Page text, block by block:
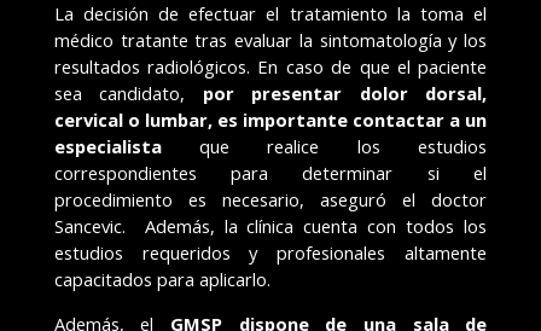
La decisión de efectuar el tratamiento la toma el
médico tratante tras evaluar la sintomatología y los
resultados radiológicos. En caso de que el paciente
sea candidato, por presentar dolor dorsal,
cervical o lumbar, es importante contactar a un
especialistaque realice los estudios
correspondientes para determinar si el
procedimiento es necesario, aseguró el doctor
Sancevic. Además, la clínica cuenta con todos los
estudios requeridos y profesionales altamente
capacitados para aplicarlo.
Además, el GMSP dispone de una sala de